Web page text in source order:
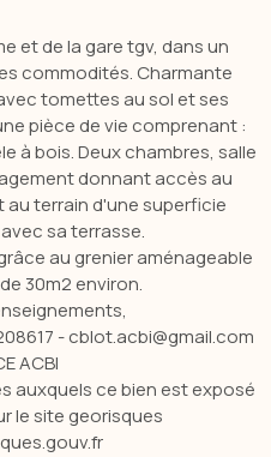
et de la gare tgv, dans un
commodités. Charmante
tomettes au sol et ses
pièce de vie comprenant :
à bois. Deux chambres, salle
donnant accès au
au terrain d'une superficie
sa terrasse.
au grenier aménageable
30m2 environ.
- cblot.acbi@gmail.com
ACBI
auxquels ce bien est exposé
le site georisques